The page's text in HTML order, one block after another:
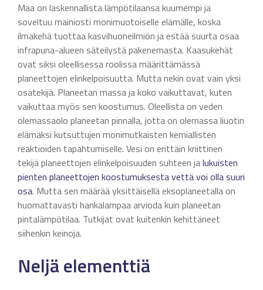
Maa on laskennallista lämpötilaansa kuumempi ja
soveltuu mainiosti monimuotoiselle elämälle, koska
ilmakehä tuottaa kasvihuoneilmiön ja estää suurta osaa
infrapuna-alueen säteilystä pakenemasta. Kaasukehät
ovat siksi oleellisessa roolissa määrittämässä
planeettojen elinkelpoisuutta. Mutta nekin ovat vain yksi
osatekijä. Planeetan massa ja koko vaikuttavat, kuten
vaikuttaa myös sen koostumus. Oleellista on veden
olemassaolo planeetan pinnalla, jotta on olemassa liuotin
elämäksi kutsuttujen monimutkaisten kemiallisten
reaktioiden tapahtumiselle. Vesi on erittäin kriittinen
tekijä planeettojen elinkelpoisuuden suhteen jalukuisten
pienten planeettojen koostumuksesta vettä voi olla suuri
osa. Mutta sen määrää yksittäisellä eksoplaneetalla on
huomattavasti hankalampaa arvioda kuin planeetan
pintalämpötilaa. Tutkijat ovat kuitenkin kehittäneet
siihenkin keinoja.
Neljä elementtiä